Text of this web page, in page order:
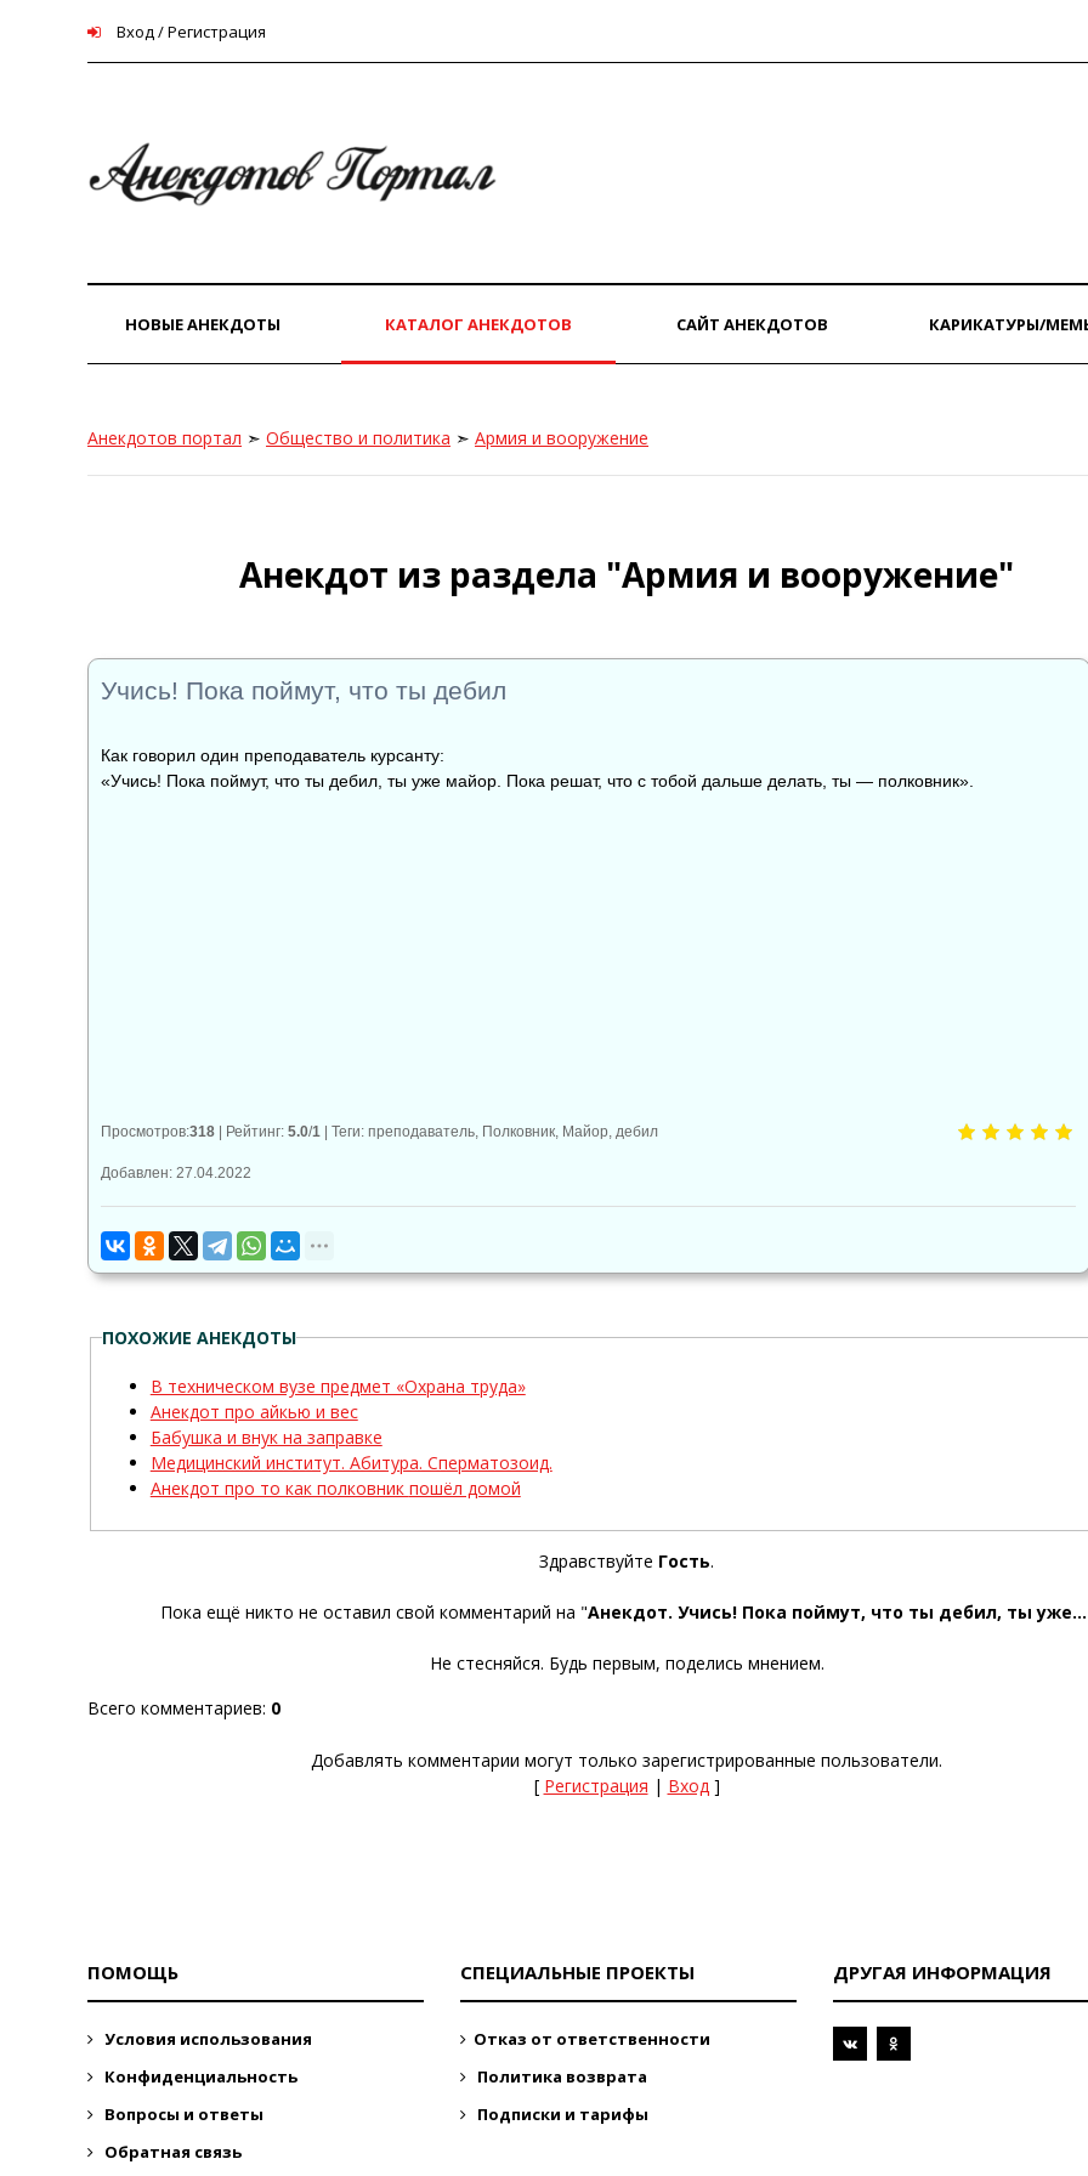
Вход / Регистрация
НОВЫЕ АНЕКДОТЫ КАТАЛОГ АНЕКДОТОВ САЙТ АНЕКДОТОВ КАРИКАТУРЫ/
Анекдотов портал ➣ Общество и политика ➣ Армия и вооружение
Анекдот из раздела "Армия и вооружение"
Учись! Пока поймут, что ты дебил
Как говорил один преподаватель курсанту:
«Учись! Пока поймут, что ты дебил, ты уже майор. Пока решат, что с тобой дальше делать, ты — полковник».
Просмотров:318 | Рейтинг: 5.0/1 | Теги: преподаватель Полковник Майор дебил
Добавлен: 27.04.2022
ПОХОЖИЕ АНЕКДОТЫ
В техническом вузе предмет «Охрана труда»
Анекдот про айкью и вес
Бабушка и внук на заправке
Медицинский институт. Абитура. Сперматозоид.
Анекдот про то как полковник пошёл домой
Здравствуйте Гость.
Пока ещё никто не оставил свой комментарий на "Анекдот. Учись! Пока поймут, что ты дебил, ты уже...
Не стесняйся. Будь первым, поделись мнением.
Всего комментариев: 0
Добавлять комментарии могут только зарегистрированные пользователи.
[ Регистрация | Вход]
ПОМОЩЬ
Условия использования
Конфиденциальность
Вопросы и ответы
Обратная связь
СПЕЦИАЛЬНЫЕ ПРОЕКТЫ
Отказ от ответственности
Политика возврата
Подписки и тарифы
ДРУГАЯ ИНФОРМАЦИЯ